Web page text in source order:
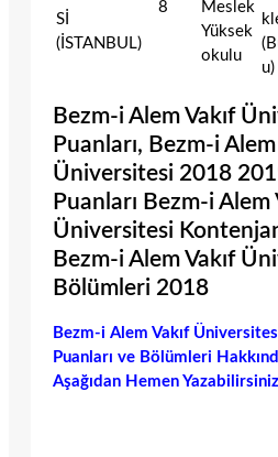
Sİ
(İSTANBUL)
8
Meslek
Yüksek
okulu
u)
Bezm-i Alem Vakıf
Puanları, Bezm-i Alem
Üniversitesi 2018
Puanları Bezm-i Alem
Üniversitesi
Bezm-i Alem Vakıf
Bölümleri 2018
Bezm-i Alem Vakıf
Puanları ve Bölümleri
Aşağıdan Hemen